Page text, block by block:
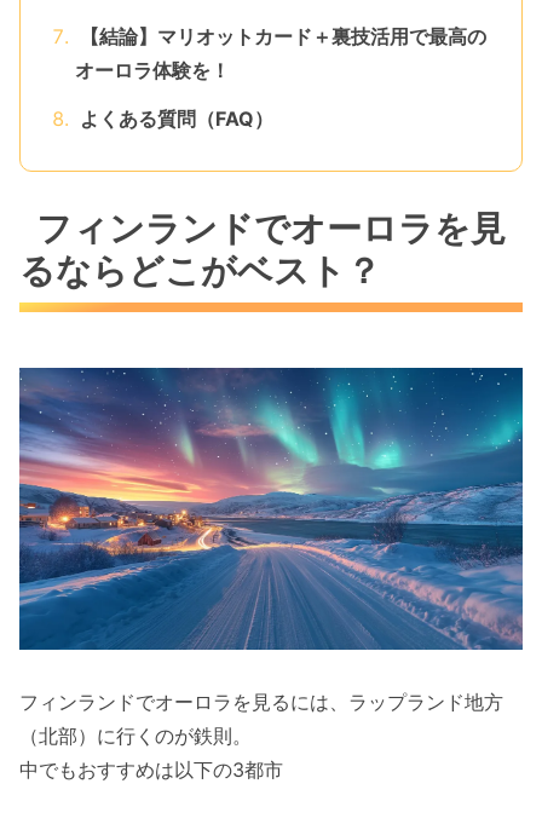
【結論】マリオットカード＋裏技活用で最高の
オーロラ体験を！
よくある質問（FAQ）
フィンランドでオーロラを見
るならどこがベスト？
フィンランドでオーロラを見るには、ラップランド地方
（北部）に行くのが鉄則。
中でもおすすめは以下の3都市